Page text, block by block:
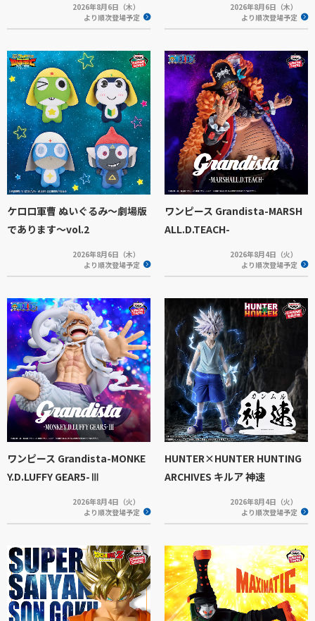
2026年8月6日（木）
より順次登場予定
2026年8月6日（木）
より順次登場予定
ケロロ軍曹 ぬいぐるみ～劇場版
であります～vol.2
2026年8月6日（木）
より順次登場予定
ワンピース Grandista-MARSH
ALL.D.TEACH-
2026年8月4日（火）
より順次登場予定
ワンピース Grandista-MONKE
Y.D.LUFFY GEAR5-Ⅲ
2026年8月4日（火）
より順次登場予定
HUNTER×HUNTER HUNTING
ARCHIVES キルア 神速
2026年8月4日（火）
より順次登場予定